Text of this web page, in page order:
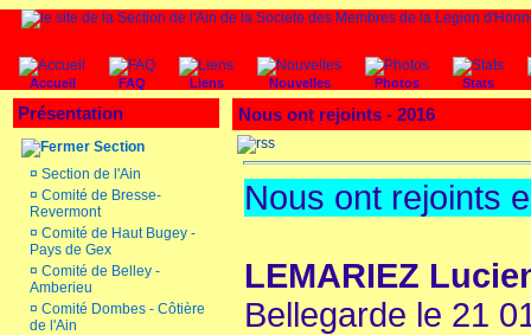
Accueil FAQ Liens Nouvelles Photos Stats
Présentation
Section
¤ Section de l'Ain
¤ Comité de Bresse-
Revermont
¤ Comité de Haut Bugey -
Pays de Gex
¤ Comité de Belley -
Amberieu
¤ Comité Dombes - Côtière
de l'Ain
Nous ont rejoints - 2016
Nous ont rejoints
LEMARIEZ
Bellegarde le 21